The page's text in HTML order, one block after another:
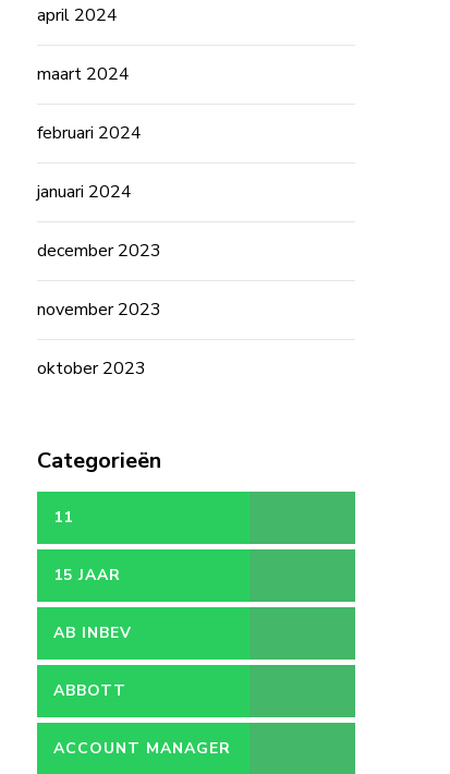
april 2024
maart 2024
februari 2024
januari 2024
december 2023
november 2023
oktober 2023
Categorieën
11
15 JAAR
AB INBEV
ABBOTT
ACCOUNT MANAGER